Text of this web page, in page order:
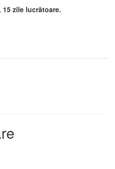
zile lucrătoare.